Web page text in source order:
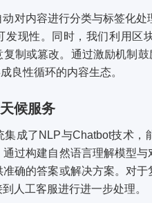
对内容进行分类与标签化
发现性。同时，我们利用区
制或篡改。通过激励机制
良性循环的内容生态。
候服务
集成了NLP与Chatbot技术，
过构建自然语言理解模型
准确的答案或解决方案。对
人工客服进行进一步处理。